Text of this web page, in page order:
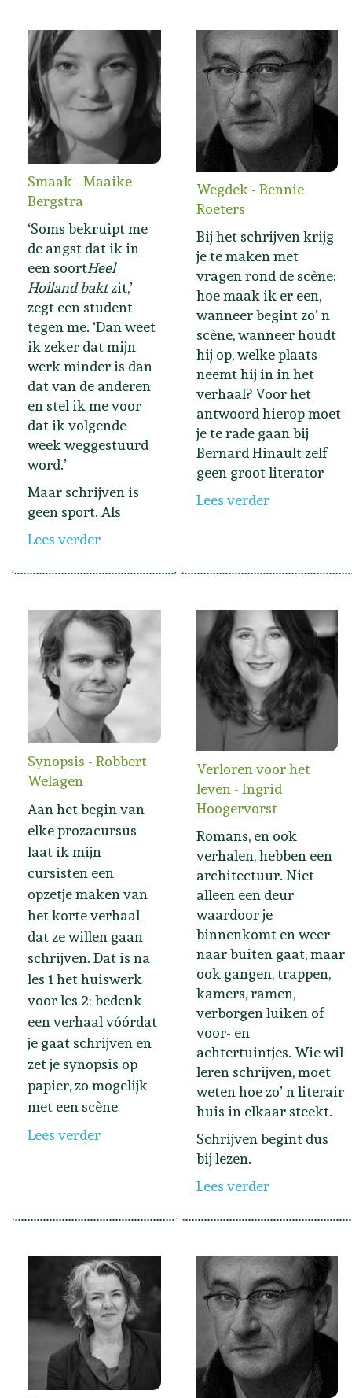
Smaak - Maaike
Bergstra
‘Soms bekruipt me
de angst dat ik in
een soortHeel
Holland baktzit,’
zegt een student
tegen me. ‘Dan weet
ik zeker dat mijn
werk minder is dan
dat van de anderen
en stel ik me voor
dat ik volgende
week weggestuurd
word.’
Maar schrijven is
geen sport. Als
Lees verder
Wegdek - Bennie
Roeters
Bij het schrijven krijg
je te maken met
vragen rond de scène:
hoe maak ik er een,
wanneer begint zo’ n
scène, wanneer houdt
hij op, welke plaats
neemt hij in in het
verhaal? Voor het
antwoord hierop moet
je te rade gaan bij
Bernard Hinault zelf
geen groot literator
Lees verder
Synopsis - Robbert
Welagen
Aan het begin van
elke prozacursus
laat ik mijn
cursisten een
opzetje maken van
het korte verhaal
dat ze willen gaan
schrijven. Dat is na
les 1 het huiswerk
voor les 2: bedenk
een verhaal vóórdat
je gaat schrijven en
zet je synopsis op
papier, zo mogelijk
met een scène
Lees verder
Verloren voor het
leven - Ingrid
Hoogervorst
Romans, en ook
verhalen, hebben een
architectuur. Niet
alleen een deur
waardoor je
binnenkomt en weer
naar buiten gaat, maar
ook gangen, trappen,
kamers, ramen,
verborgen luiken of
voor- en
achtertuintjes. Wie wil
leren schrijven, moet
weten hoe zo’ n literair
huis in elkaar steekt.
Schrijven begint dus
bij lezen.
Lees verder